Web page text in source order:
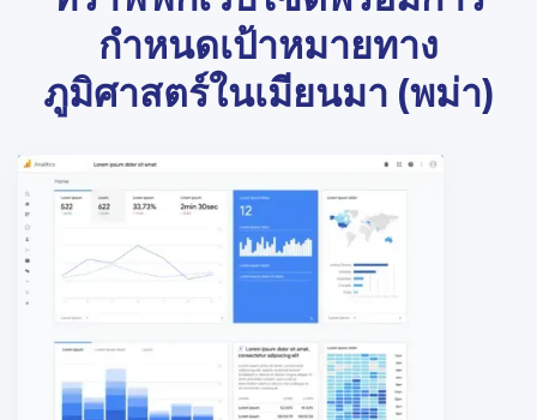
กำหนดเป้าหมายทาง
ภูมิศาสตร์ในเมียนมา (พม่า)